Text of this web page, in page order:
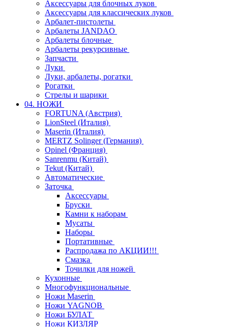
Аксессуары для блочных луков
Аксессуары для классических луков
Арбалет-пистолеты
Арбалеты JANDAO
Арбалеты блочные
Арбалеты рекурсивные
Запчасти
Луки
Луки, арбалеты, рогатки
Рогатки
Стрелы и шарики
04. НОЖИ
FORTUNA (Австрия)
LionSteel (Италия)
Maserin (Италия)
MERTZ Solinger (Германия)
Opinel (Франция)
Sanrenmu (Китай)
Tekut (Китай)
Автоматические
Заточка
Аксессуары
Бруски
Камни к наборам
Мусаты
Наборы
Портативные
Распродажа по АКЦИИ!!!
Смазка
Точилки для ножей
Кухонные
Многофункциональные
Ножи Maserin
Ножи YAGNOB
Ножи БУЛАТ
Ножи КИЗЛЯР